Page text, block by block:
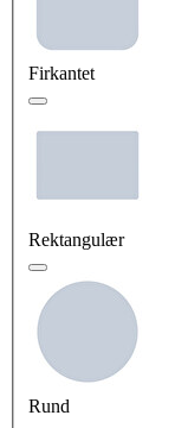
Firkantet
Rektangulær
Rund